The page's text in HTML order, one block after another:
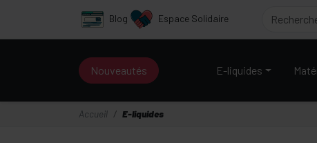
Blog Espace Solidaire
Nouveautés E-liquides
Accueil E-liquides
Panneau de gestion des cookies